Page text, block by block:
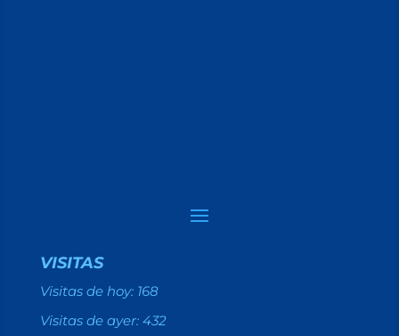
VISITAS
Visitas de hoy: 168
Visitas de ayer: 432